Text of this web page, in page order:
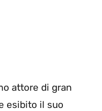
attore di gran
esibito il suo